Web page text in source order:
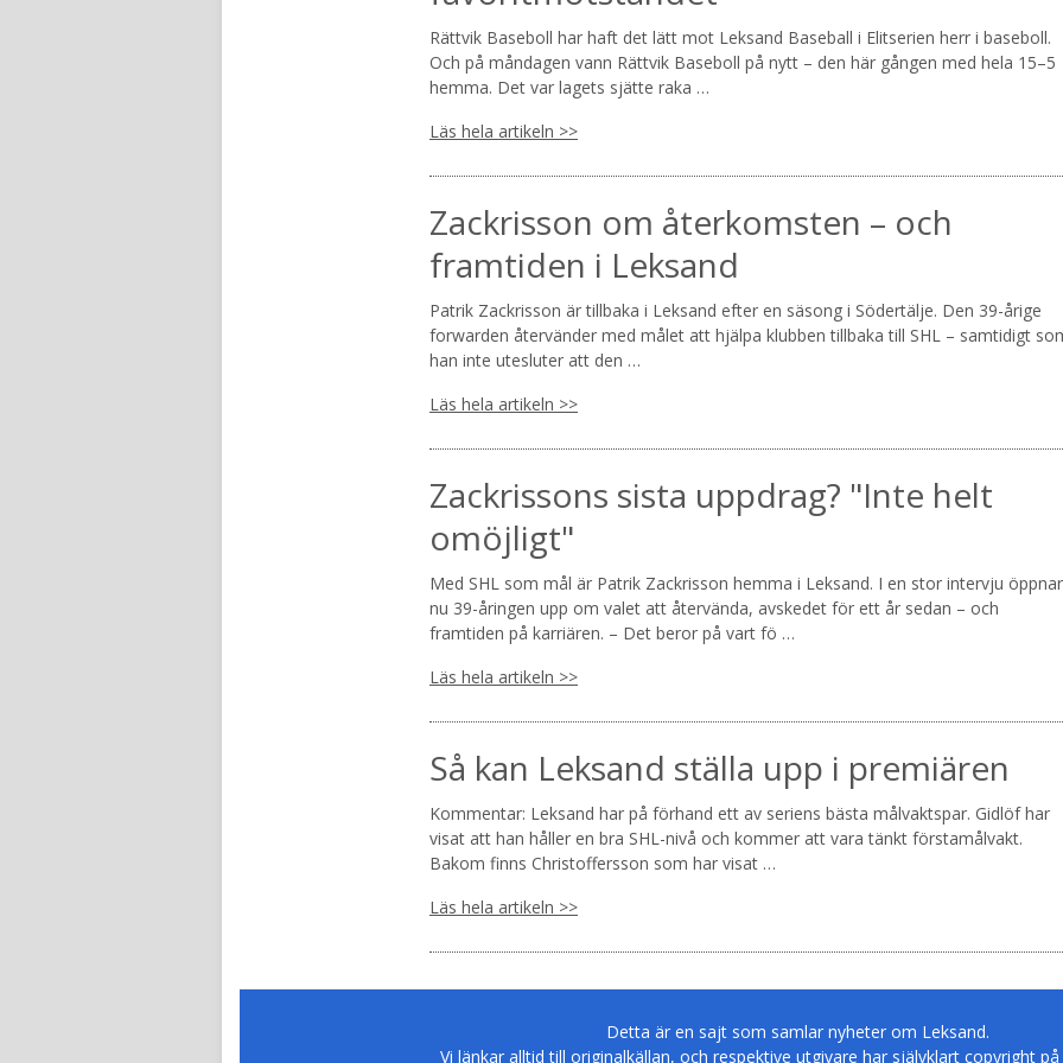
Rättvik Baseboll har haft det lätt mot Leksand Baseball i Elitserien herr i baseboll.
Och på måndagen vann Rättvik Baseboll på nytt – den här gången med hela 15–5
hemma. Det var lagets sjätte raka …
Läs hela artikeln >>
Zackrisson om återkomsten – och
framtiden i Leksand
Patrik Zackrisson är tillbaka i Leksand efter en säsong i Södertälje. Den 39-årige
forwarden återvänder med målet att hjälpa klubben tillbaka till SHL – samtidigt
han inte utesluter att den …
Läs hela artikeln >>
Zackrissons sista uppdrag? "Inte helt
omöjligt"
Med SHL som mål är Patrik Zackrisson hemma i Leksand. I en stor intervju öppnar
nu 39-åringen upp om valet att återvända, avskedet för ett år sedan – och
framtiden på karriären. – Det beror på vart fö …
Läs hela artikeln >>
Så kan Leksand ställa upp i premiären
Kommentar: Leksand har på förhand ett av seriens bästa målvaktspar. Gidlöf har
visat att han håller en bra SHL-nivå och kommer att vara tänkt förstamålvakt.
Bakom finns Christoffersson som har visat …
Läs hela artikeln >>
Detta är en sajt som samlar nyheter om Leksand.
Vi länkar alltid till originalkällan, och respektive utgivare har självklart copyright